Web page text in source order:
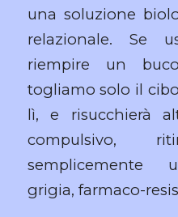
una soluzione
relazionale. Se
riempire un
togliamo solo il
lì, e risucchierà
compulsivo,
semplicemente
grigia, farmaco-